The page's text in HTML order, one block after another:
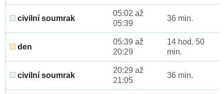
civilní soumrak
05:02 až
05:39
36 min.
den
05:39 až
20:29
14 hod. 50
min.
civilní soumrak
20:29 až
21:05
36 min.